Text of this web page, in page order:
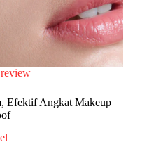
Efektif Angkat Makeup